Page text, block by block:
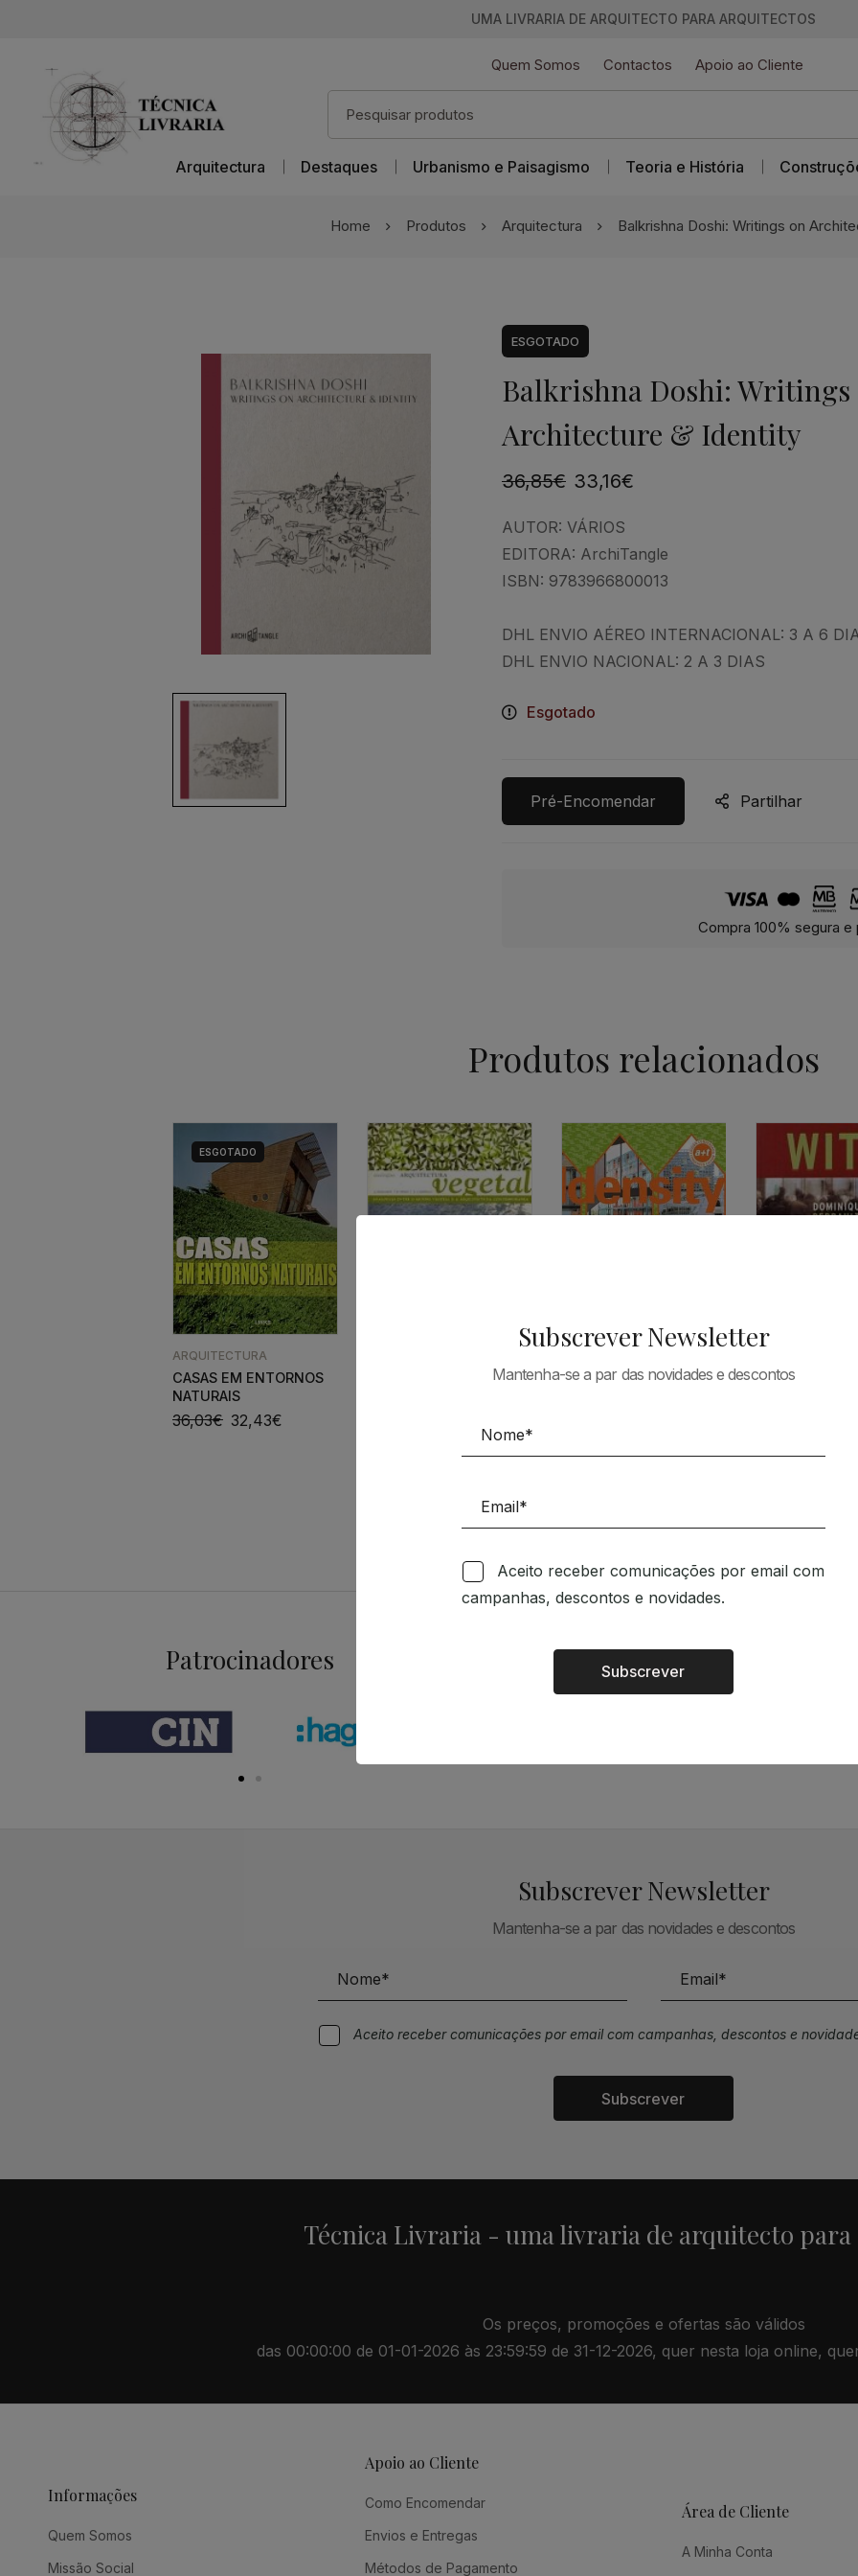
UMA LIVRARIA DE ARQUITECTO PARA ARQUITECTOS
Quem Somos Contactos Apoio ao Cliente
Arquitectura Destaques Urbanismo e Paisagismo Teoria e História
Home Produtos Arquitectura Balkrishna Doshi: Writings on
ESGOTADO
Balkrishna Doshi: Writings
Architecture & Identity
36,85€ 33,16€
AUTOR: VÁRIOS
EDITORA: ArchiTangle
ISBN: 9783966800013
DHL ENVIO AÉREO INTERNACIONAL: 3 A 6
DHL ENVIO NACIONAL: 2 A 3 DIAS
Esgotado
Pré-Encomendar Partilhar
Compra 100% segura e
Produtos relacionados
ESGOTADO
ARQUITECTURA
CASAS EM ENTORNOS
NATURAIS
36,03€ 32,43€
VEGETAL ANALOGIAS
43,34€ 39,00 € ARQUITECTURA
PERRAULT
Patrocinadores Siga-nos nas Redes
Subscrever Newsletter
Mantenha-se a par das novidades e descontos
Aceito receber comunicações por email com campanhas, descontos e
Subscrever
Técnica Livraria - uma livraria de arquitecto
Os preços, promoções e ofertas são válidos
das 00:00:00 de 01-01-2026 às 23:59:59 de 31-12-2026, quer nesta loja online,
Informações
Quem Somos
Missão Social
Apoio ao Cliente
Como Encomendar
Envios e Entregas
Métodos de Pagamento
Área de Cliente
A Minha Conta
Subscrever Newsletter
Mantenha-se a par das novidades e descontos
Aceito receber comunicações por email com
campanhas, descontos e novidades.
Subscrever